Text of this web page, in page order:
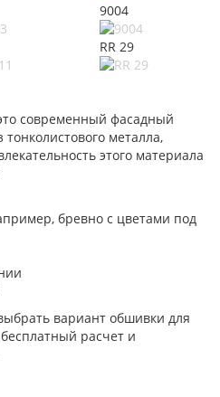
9004
RR 29
современный фасадный
металла,
этого материала
бревно с цветами под
вариант обшивки для
расчет и